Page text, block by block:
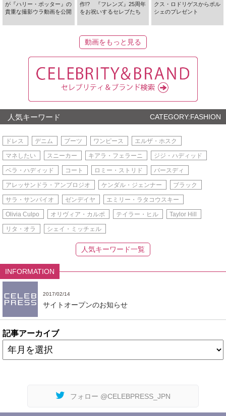
が『ハリー・ポッター』の
貴重な撮影ウラ動画を公開
作!? 『フレンズ』25周年
をお祝いするセレブたち
クス・ロドリゲスからポル
シェのプレゼント
動画をもっと見る
人気キーワード CATEGORY:FASHION
ドレス デニム ブーツ ワンピース エルザ・ホスク
マネしたい スニーカー キアラ・フェラーニ ジジ・ハディッド
ベラ・ハディッド コート ロミー・ストリド バースディ
アレッサンドラ・アンブロジオ ケンダル・ジェンナー ブラック
サラ・サンパイオ ゼンデイヤ エミリー・ラタコウスキー
Olivia Culpo オリヴィア・カルポ テイラー・ヒル Taylor Hill
リタ・オラ シェイ・ミッチェル
人気キーワード一覧
INFORMATION
2017/02/14
サイトオープンのお知らせ
記事アーカイブ
フォロー @CELEBPRESS_JPN